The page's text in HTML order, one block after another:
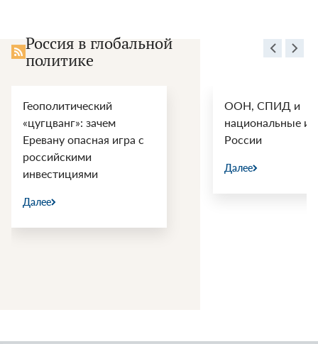
Россия в глобальной
политике
Геополитический
«цугцванг»: зачем
Еревану опасная игра с
российскими
инвестициями
Далее
ООН, СПИД и
национальные
России
Далее